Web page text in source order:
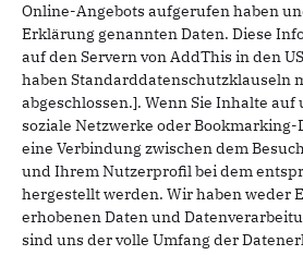
Online-Angebots aufgerufen haben
Erklärung genannten Daten. Diese
auf den Servern von AddThis in den
haben Standarddatenschutzklauseln
abgeschlossen.]. Wenn Sie Inhalte auf
soziale Netzwerke oder
eine Verbindung zwischen dem
und Ihrem Nutzerprofil bei dem
hergestellt werden. Wir haben weder
erhobenen Daten und
sind uns der volle Umfang der